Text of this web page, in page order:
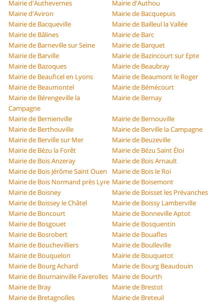
Mairie d'Authevernes
Mairie d'Authou
Mairie d'Aviron
Mairie de Bacquepuis
Mairie de Bacqueville
Mairie de Bailleul la Vallée
Mairie de Bâlines
Mairie de Barc
Mairie de Barneville sur Seine
Mairie de Barquet
Mairie de Barville
Mairie de Bazincourt sur Epte
Mairie de Bazoques
Mairie de Beaubray
Mairie de Beauficel en Lyons
Mairie de Beaumont le Roger
Mairie de Beaumontel
Mairie de Bémécourt
Mairie de Bérengeville la
Campagne
Mairie de Bernay
Mairie de Bernienville
Mairie de Bernouville
Mairie de Berthouville
Mairie de Berville la Campagne
Mairie de Berville sur Mer
Mairie de Beuzeville
Mairie de Bézu la Forêt
Mairie de Bézu Saint Éloi
Mairie de Bois Anzeray
Mairie de Bois Arnault
Mairie de Bois Jérôme Saint Ouen
Mairie de Bois le Roi
Mairie de Bois Normand près Lyre Mairie de Boisemont
Mairie de Boisney
Mairie de Boisset les Prévanches
Mairie de Boissey le Châtel
Mairie de Boissy Lamberville
Mairie de Boncourt
Mairie de Bonneville Aptot
Mairie de Bosgouet
Mairie de Bosquentin
Mairie de Bosrobert
Mairie de Bouafles
Mairie de Bouchevilliers
Mairie de Boulleville
Mairie de Bouquelon
Mairie de Bouquetot
Mairie de Bourg Achard
Mairie de Bourg Beaudouin
Mairie de Bournainville Faverolles Mairie de Bourth
Mairie de Bray
Mairie de Brestot
Mairie de Bretagnolles
Mairie de Breteuil